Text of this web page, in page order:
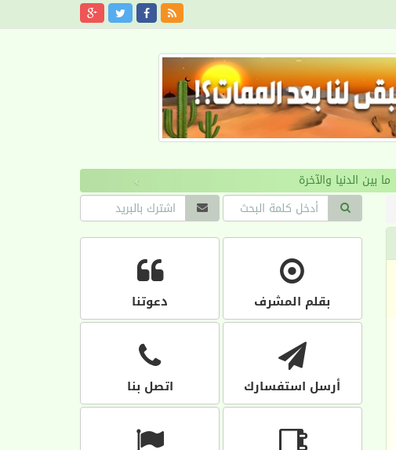
›
بقلم المشرف دعوتنا
أرسل استفسارك اتصل بنا